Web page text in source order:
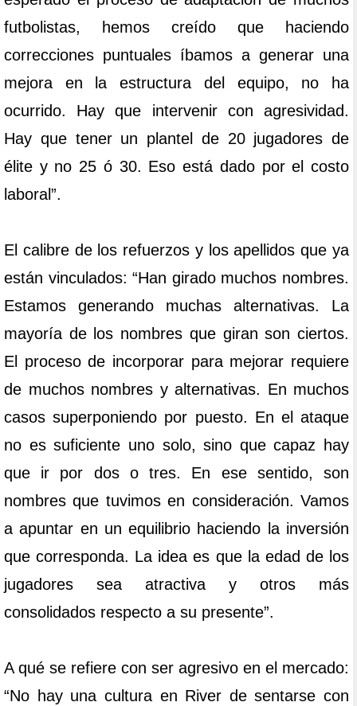
futbolistas, hemos creído que haciendo
correcciones puntuales íbamos a generar una
mejora en la estructura del equipo, no ha
ocurrido. Hay que intervenir con agresividad.
Hay que tener un plantel de 20 jugadores de
élite y no 25 ó 30. Eso está dado por el costo
laboral”.
El calibre de los refuerzos y los apellidos que ya
están vinculados: “Han girado muchos nombres.
Estamos generando muchas alternativas. La
mayoría de los nombres que giran son ciertos.
El proceso de incorporar para mejorar requiere
de muchos nombres y alternativas. En muchos
casos superponiendo por puesto. En el ataque
no es suficiente uno solo, sino que capaz hay
que ir por dos o tres. En ese sentido, son
nombres que tuvimos en consideración. Vamos
a apuntar en un equilibrio haciendo la inversión
que corresponda. La idea es que la edad de los
jugadores sea atractiva y otros más
consolidados respecto a su presente”.
A qué se refiere con ser agresivo en el mercado:
“No hay una cultura en River de sentarse con